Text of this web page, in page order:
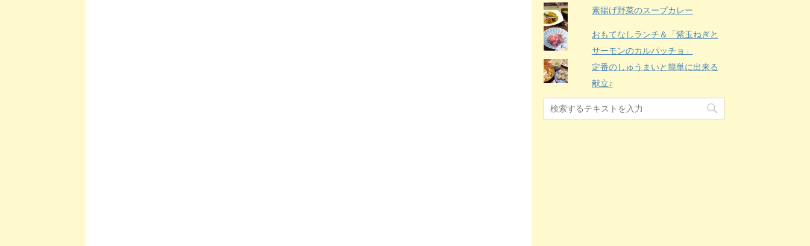
素揚げ野菜のスープカレー
おもてなしランチ＆「紫玉ねぎと
サーモンのカルパッチョ」
定番のしゅうまいと簡単に出来る
献立♪